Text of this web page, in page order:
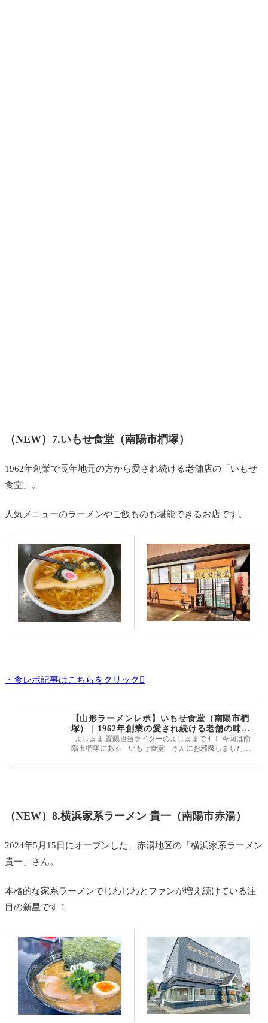
（NEW）7.いもせ食堂（南陽市椚塚）
1962年創業で長年地元の方から愛され続ける老舗店の「いもせ
食堂」。
人気メニューのラーメンやご飯ものも堪能できるお店です。
・食レポ記事はこちらをクリック
【山形ラーメンレポ】いもせ食堂（南陽市椚
塚）｜1962年創業の愛され続ける老舗の味を
いただきました！
よじまま 置賜担当ライターのよじままです！ 今回は南
陽市椚塚にある「いもせ食堂」さんにお邪魔しました！
（NEW）8.横浜家系ラーメン 貴一（南陽市赤湯）
2024年5月15日にオープンした、赤湯地区の「 横浜家系ラーメン
貴一」さん。
本格的な家系ラーメンでじわじわとファンが増え続けている注
目の新星です！